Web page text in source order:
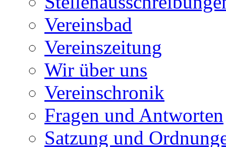
Vereinsbad
Vereinszeitung
Wir über uns
Vereinschronik
Fragen und Antworten
Satzung und